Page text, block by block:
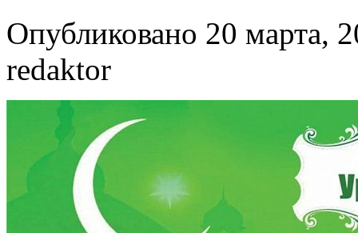
Опубликовано 20 марта,
redaktor